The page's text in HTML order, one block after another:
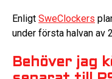
Enligt SweClockers
under första halvan av
Behöver jag